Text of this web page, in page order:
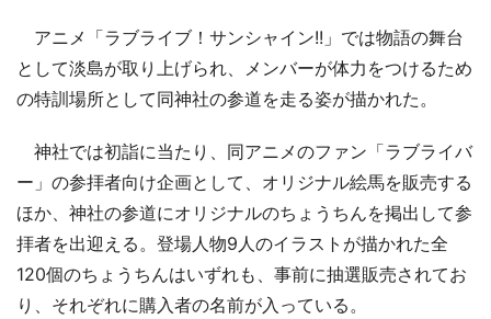
アニメ「ラブライブ！サンシャイン!!」では物語の舞台
として淡島が取り上げられ、メンバーが体力をつけるため
の特訓場所として同神社の参道を走る姿が描かれた。
神社では初詣に当たり、同アニメのファン「ラブライバ
ー」の参拝者向け企画として、オリジナル絵馬を販売する
ほか、神社の参道にオリジナルのちょうちんを掲出して参
拝者を出迎える。登場人物9人のイラストが描かれた全
120個のちょうちんはいずれも、事前に抽選販売されてお
り、それぞれに購入者の名前が入っている。